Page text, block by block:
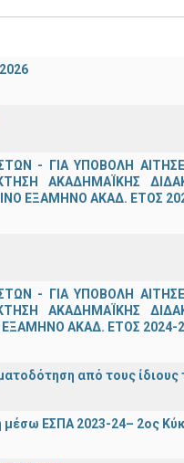
- ΓΙΑ ΥΠΟΒΟΛΗ
ΑΚΑΔΗΜΑΪΚΗΣ
ΕΞΑΜΗΝΟ ΑΚΑΔ. ΕΤΟΣ
- ΓΙΑ ΥΠΟΒΟΛΗ
ΑΚΑΔΗΜΑΪΚΗΣ
ΑΚΑΔ. ΕΤΟΣ 2024-
από τους ίδιους
μέσω ΕΣΠΑ 2023-24– 2ος